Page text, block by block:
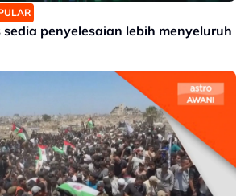
sedia penyelesaian lebih menyeluruh